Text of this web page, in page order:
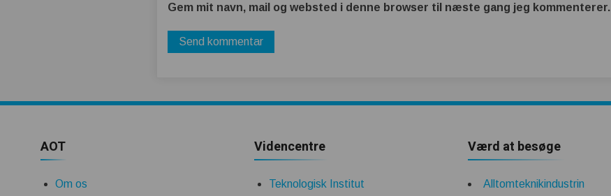
Gem mit navn, mail og websted i denne browser til næste gang jeg kommenterer.
AOT
Om os
Videncentre
Teknologisk Institut
Værd at besøge
Alltomteknikindustrin